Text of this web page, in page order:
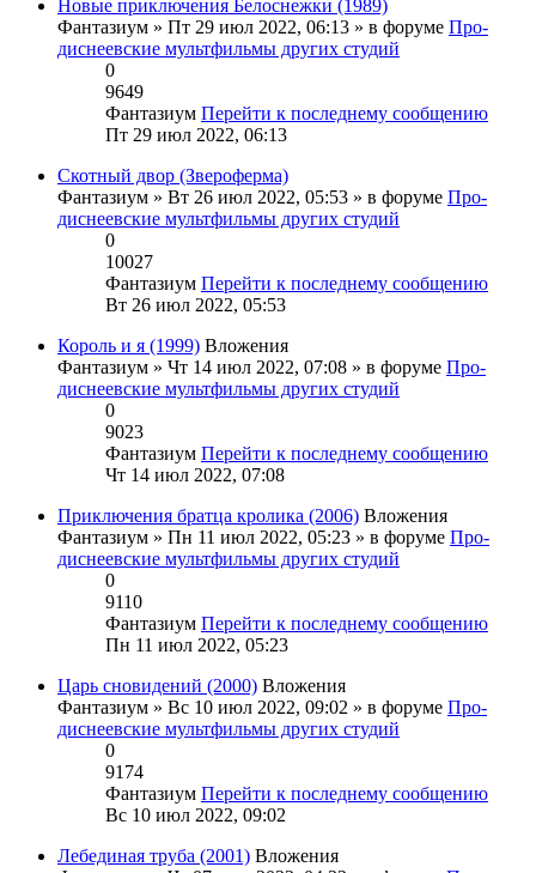
Новые приключения Белоснежки (1989)
Фантазиум » Пт 29 июл 2022, 06:13 » в форуме Про-
диснеевские мультфильмы других студий
0
9649
Фантазиум Перейти к последнему сообщению
Пт 29 июл 2022, 06:13
Скотный двор (Звероферма)
Фантазиум » Вт 26 июл 2022, 05:53 » в форуме Про-
диснеевские мультфильмы других студий
0
10027
Фантазиум Перейти к последнему сообщению
Вт 26 июл 2022, 05:53
Король и я (1999) Вложения
Фантазиум » Чт 14 июл 2022, 07:08 » в форуме Про-
диснеевские мультфильмы других студий
0
9023
Фантазиум Перейти к последнему сообщению
Чт 14 июл 2022, 07:08
Приключения братца кролика (2006) Вложения
Фантазиум » Пн 11 июл 2022, 05:23 » в форуме Про-
диснеевские мультфильмы других студий
0
9110
Фантазиум Перейти к последнему сообщению
Пн 11 июл 2022, 05:23
Царь сновидений (2000) Вложения
Фантазиум » Вс 10 июл 2022, 09:02 » в форуме Про-
диснеевские мультфильмы других студий
0
9174
Фантазиум Перейти к последнему сообщению
Вс 10 июл 2022, 09:02
Лебединая труба (2001) Вложения